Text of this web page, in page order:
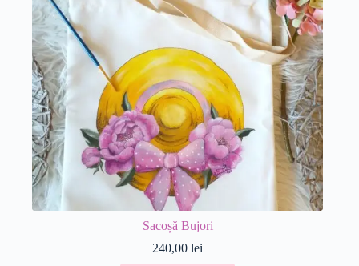
Sacoșă Bujori
240,00lei